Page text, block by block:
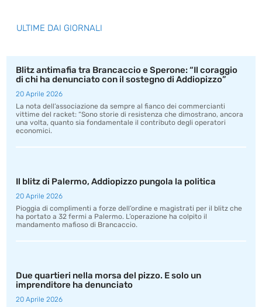
ULTIME DAI GIORNALI
Blitz antimafia tra Brancaccio e Sperone: “Il coraggio
di chi ha denunciato con il sostegno di Addiopizzo”
20 Aprile 2026
La nota dell’associazione da sempre al fianco dei commercianti
vittime del racket: “Sono storie di resistenza che dimostrano, ancora
una volta, quanto sia fondamentale il contributo degli operatori
economici.
Il blitz di Palermo, Addiopizzo pungola la politica
20 Aprile 2026
Pioggia di complimenti a forze dell’ordine e magistrati per il blitz che
ha portato a 32 fermi a Palermo. L’operazione ha colpito il
mandamento mafioso di Brancaccio.
Due quartieri nella morsa del pizzo. E solo un
imprenditore ha denunciato
20 Aprile 2026